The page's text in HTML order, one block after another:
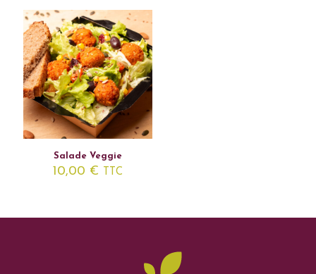
Salade Veggie
10,00 € TTC